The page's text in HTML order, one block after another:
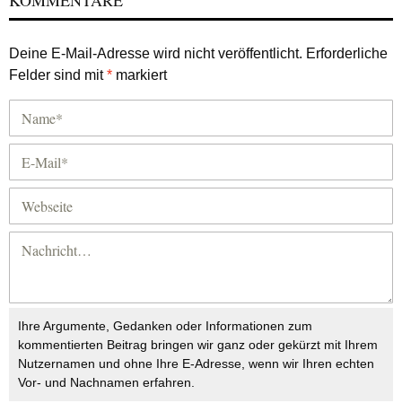
Deine E-Mail-Adresse wird nicht veröffentlicht. Erforderliche
Felder sind mit* markiert
Ihre Argumente, Gedanken oder Informationen zum
kommentierten Beitrag bringen wir ganz oder gekürzt mit Ihrem
Nutzernamen und ohne Ihre E-Adresse, wenn wir Ihren echten
Vor- und Nachnamen erfahren.